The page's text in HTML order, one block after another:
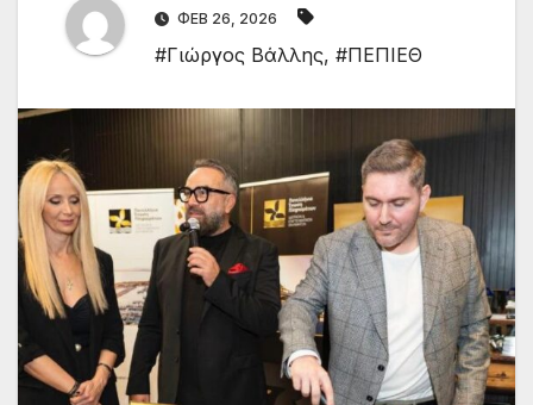
ΦΕΒ 26, 2026
#Γιώργος Βάλλης, #ΠΕΠΙΕΘ